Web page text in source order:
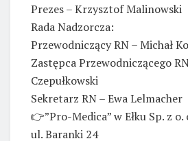
Prezes – Krzysztof Malinowski
Rada Nadzorcza:
Przewodniczący RN – Michał
Zastępca Przewodniczącego
Czepułkowski
Sekretarz RN – Ewa Lelmacher
👉”Pro-Medica” w Ełku Sp. z o.
ul. Baranki 24